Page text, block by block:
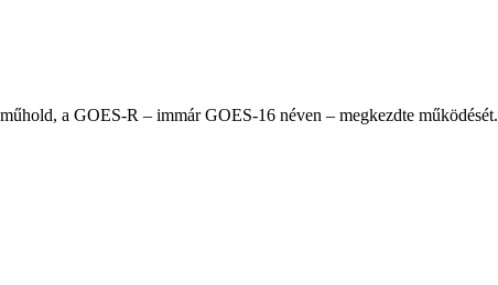
a GOES-R – immár GOES-16 néven – megkezdte működését.